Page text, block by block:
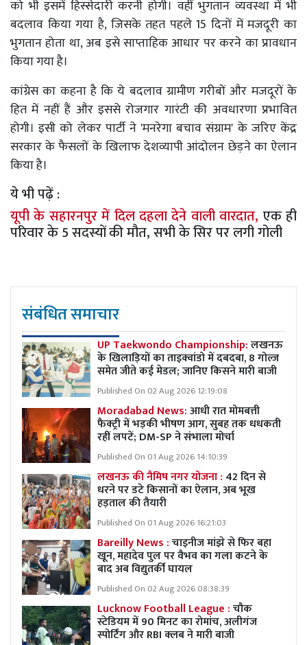
को भी इसमें हिस्सेदारी करनी होगी। वहीं भुगतान व्यवस्था में भी
बदलाव किया गया है, जिसके तहत पहले 15 दिनों में मजदूरी का
भुगतान होता था, अब इसे साप्ताहिक आधार पर करने का प्रावधान
किया गया है।
कांग्रेस का कहना है कि ये बदलाव ग्रामीण गरीबों और मजदूरों के
हित में नहीं हैं और इससे रोजगार गारंटी की अवधारणा प्रभावित
होगी। इसी को लेकर पार्टी ने 'मनरेगा बचाव संग्राम' के जरिए केंद्र
सरकार के फैसलों के खिलाफ देशव्यापी आंदोलन छेड़ने का ऐलान
किया है।
ये भी पढ़ें :
यूपी के सहारनपुर में दिल दहला देने वाली वारदात, एक ही
परिवार के 5 सदस्यों की मौत, सभी के सिर पर लगी गोली
संबंधित समाचार
UP Taekwondo Championship:लखनऊ
के खिलाड़ियों का ताइक्वांडो में दबदबा, 8 गोल्ज
समेत जीते कई मेडल; जानिए किसने मारी बाजी
Published On 02 Aug 2026 12:19:08
Moradabad News:आधी रात मोमबत्ती
फैक्ट्री में भड़की भीषण आग, सुबह तक धधकती
रहीं लपटें; DM-SP ने संभाला मोर्चा
Published On 01 Aug 2026 14:10:39
लखनऊ की नैमिष नगर योजना : 42 दिन से
धरने पर डटे किसानों का ऐलान, अब भूख
हड़ताल की तैयारी
Published On 01 Aug 2026 16:21:03
Bareilly News :चाइनीज मांझे से फिर बहा
खून, महादेव पुल पर वैभव का गला कटने के
बाद अब विद्युतर्की घायल
Published On 02 Aug 2026 08:38:39
Lucknow Football League :चौक
स्टेडियम में 90 मिनट का रोमांच, अलीगंज
स्पोर्टिंग और RBI क्लब ने मारी बाजी